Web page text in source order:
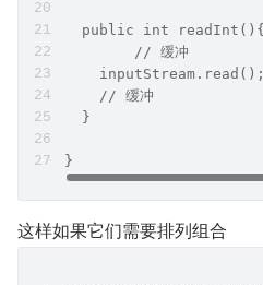
  public int readInt(){
  	// 缓冲
    inputStream.read();
    // 缓冲
  }
}
这样如果它们需要排列组合